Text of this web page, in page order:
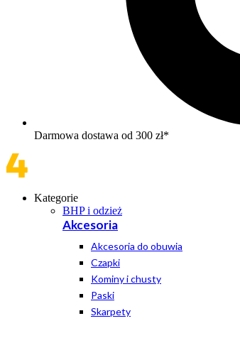
Darmowa dostawa od 300 zł*
Kategorie
BHP i odzież
Akcesoria
Akcesoria do obuwia
Czapki
Kominy i chusty
Paski
Skarpety